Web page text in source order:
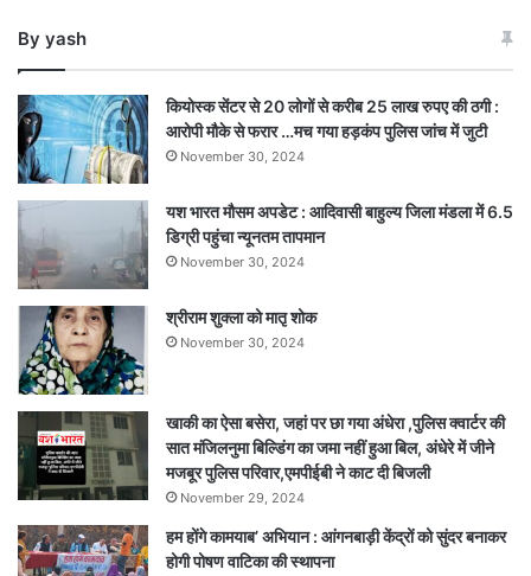
की
गंभीर
By yash
कियोस्क सेंटर से 20 लोगों से करीब 25 लाख रुपए की ठगी :
आरोपी मौके से फरार …मच गया हड़कंप पुलिस जांच में जुटी
November 30, 2024
यश भारत मौसम अपडेट : आदिवासी बाहुल्य जिला मंडला में 6.5
डिग्री पहुंचा न्यूनतम तापमान
November 30, 2024
श्रीराम शुक्ला को मातृ शोक
November 30, 2024
खाकी का ऐसा बसेरा, जहां पर छा गया अंधेरा ,पुलिस क्वार्टर की
सात मंजिलनुमा बिल्डिंग का जमा नहीं हुआ बिल, अंधेरे में जीने
मजबूर पुलिस परिवार,एमपीईबी ने काट दी बिजली
November 29, 2024
हम होंगे कामयाब’ अभियान : आंगनबाड़ी केंद्रों को सुंदर बनाकर
होगी पोषण वाटिका की स्थापना